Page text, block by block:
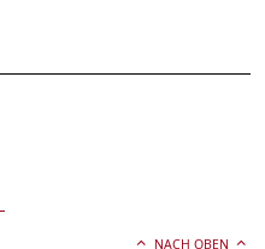
NACH OBEN